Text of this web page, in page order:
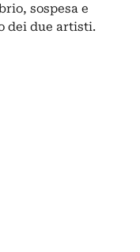
sospesa e
dei due artisti.